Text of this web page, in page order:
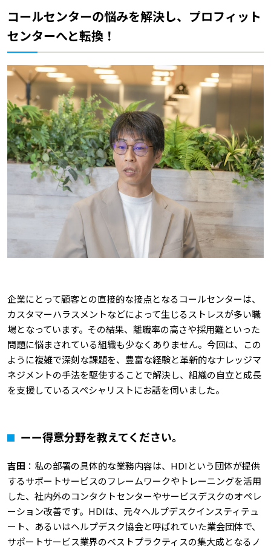
コールセンターの悩みを解決し、プロフィット
センターへと転換！
企業にとって顧客との直接的な接点となるコールセンターは、
カスタマーハラスメントなどによって生じるストレスが多い職
場となっています。その結果、離職率の高さや採用難といった
問題に悩まされている組織も少なくありません。今回は、この
ように複雑で深刻な課題を、豊富な経験と革新的なナレッジマ
ネジメントの手法を駆使することで解決し、組織の自立と成長
を支援しているスペシャリストにお話を伺いました。
ーー得意分野を教えてください。
吉田 ：私の部署の具体的な業務内容は、HDIという団体が提供
するサポートサービスのフレームワークやトレーニングを活用
した、社内外のコンタクトセンターやサービスデスクのオペレ
ーション改善です。HDIは、元々ヘルプデスクインスティテュ
ート、あるいはヘルプデスク協会と呼ばれていた業会団体で、
サポートサービス業界のベストプラクティスの集大成となるノ